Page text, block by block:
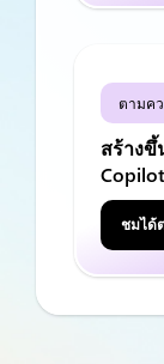
ตามค
สร้าง
ชมได้